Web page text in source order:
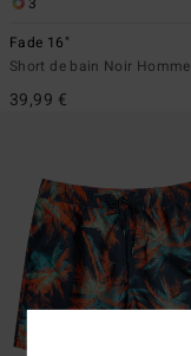
Fade 16"
Short de bain Noir Homme
39,99 €